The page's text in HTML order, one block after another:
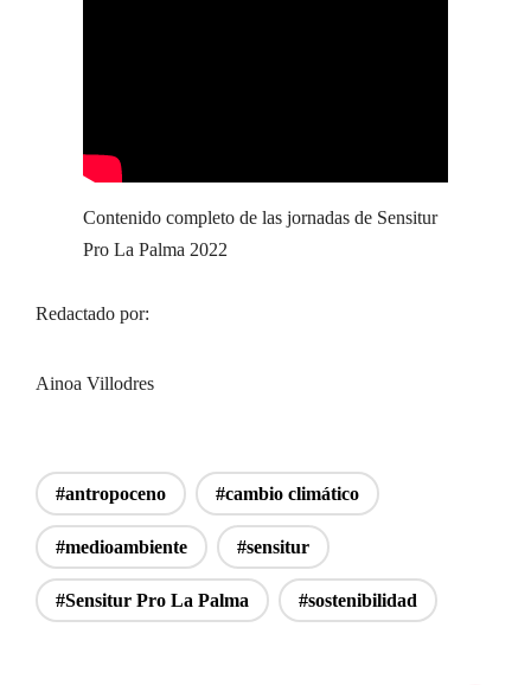
Contenido completo de las jornadas de Sensitur
Pro La Palma 2022
Redactado por:
Ainoa Villodres
#antropoceno #cambio climático
#medioambiente #sensitur
#Sensitur Pro La Palma #sostenibilidad